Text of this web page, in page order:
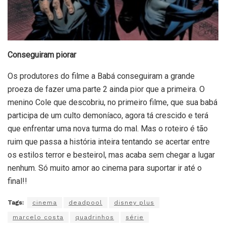
Conseguiram piorar
Os produtores do filme a Babá conseguiram a grande
proeza de fazer uma parte 2 ainda pior que a primeira. O
menino Cole que descobriu, no primeiro filme, que sua babá
participa de um culto demoníaco, agora tá crescido e terá
que enfrentar uma nova turma do mal. Mas o roteiro é tão
ruim que passa a história inteira tentando se acertar entre
os estilos terror e besteirol, mas acaba sem chegar a lugar
nenhum. Só muito amor ao cinema para suportar ir até o
final!!
Tags: cinema deadpool disney plus
marcelo costa quadrinhos série